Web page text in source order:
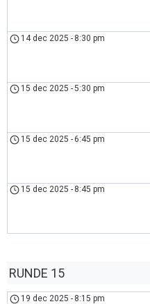
14 dec 2025 - 8:30 pm
15 dec 2025 -5:30 pm
15 dec 2025 - 6:45 pm
15 dec 2025 - 8:45 pm
RUNDE 15
19 dec 2025 - 8:15 pm